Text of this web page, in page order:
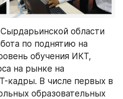
области
по поднятию на
обучения ИКТ,
на рынке на
кадры. В числе первых в
образовательных